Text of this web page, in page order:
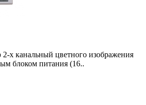
х канальный цветного изображения
блоком питания (16..